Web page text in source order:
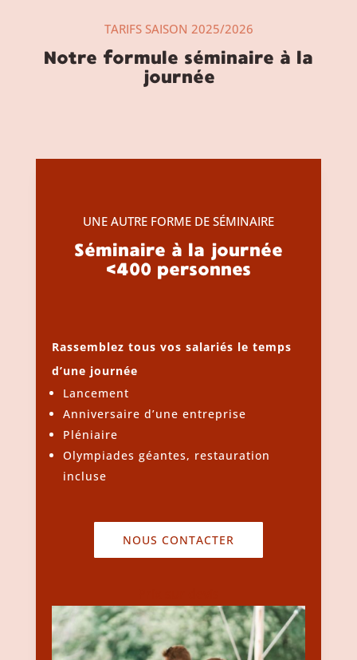
TARIFS SAISON 2025/2026
Notre formule séminaire à la
journée
UNE AUTRE FORME DE SÉMINAIRE
Séminaire à la journée
<400 personnes
Rassemblez tous vos salariés le temps
d’une journée
Lancement
Anniversaire d’une entreprise
Pléniaire
Olympiades géantes, restauration
incluse
NOUS CONTACTER